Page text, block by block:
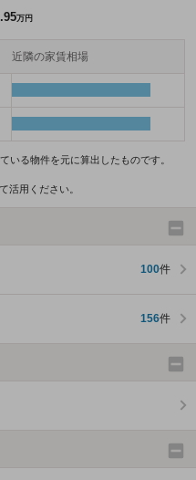
万円
近隣の家賃相場
いる物件を元に算出したものです。
活用ください。
100件
156件